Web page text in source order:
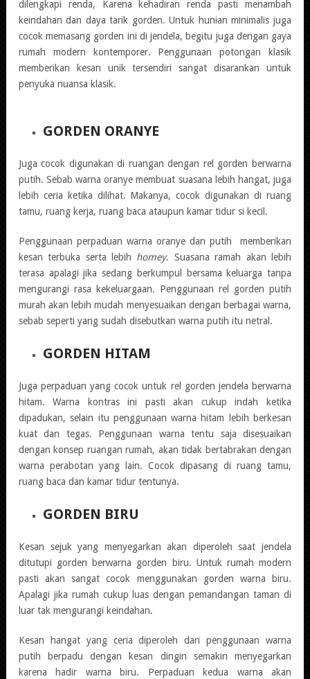
dilengkapi renda, Karena kehadiran renda pasti menambah
keindahan dan daya tarik gorden. Untuk hunian minimalis juga
cocok memasang gorden ini di jendela, begitu juga dengan gaya
rumah modern kontemporer. Penggunaan potongan klasik
memberikan kesan unik tersendiri sangat disarankan untuk
penyuka nuansa klasik.
GORDEN ORANYE
Juga cocok digunakan di ruangan dengan rel gorden berwarna
putih. Sebab warna oranye membuat suasana lebih hangat, juga
lebih ceria ketika dilihat. Makanya, cocok digunakan di ruang
tamu, ruang kerja, ruang baca ataupun kamar tidur si kecil.
Penggunaan perpaduan warna oranye dan putih memberikan
kesan terbuka serta lebih homey. Suasana ramah akan lebih
terasa apalagi jika sedang berkumpul bersama keluarga tanpa
mengurangi rasa kekeluargaan. Penggunaan rel gorden putih
murah akan lebih mudah menyesuaikan dengan berbagai warna,
sebab seperti yang sudah disebutkan warna putih itu netral.
GORDEN HITAM
Juga perpaduan yang cocok untuk rel gorden jendela berwarna
hitam. Warna kontras ini pasti akan cukup indah ketika
dipadukan, selain itu penggunaan warna hitam lebih berkesan
kuat dan tegas. Penggunaan warna tentu saja disesuaikan
dengan konsep ruangan rumah, akan tidak bertabrakan dengan
warna perabotan yang lain. Cocok dipasang di ruang tamu,
ruang baca dan kamar tidur tentunya.
GORDEN BIRU
Kesan sejuk yang menyegarkan akan diperoleh saat jendela
ditutupi gorden berwarna gorden biru. Untuk rumah modern
pasti akan sangat cocok menggunakan gorden warna biru.
Apalagi jika rumah cukup luas dengan pemandangan taman di
luar tak mengurangi keindahan.
Kesan hangat yang ceria diperoleh dari penggunaan warna
putih berpadu dengan kesan dingin semakin menyegarkan
karena hadir warna biru. Perpaduan kedua warna akan